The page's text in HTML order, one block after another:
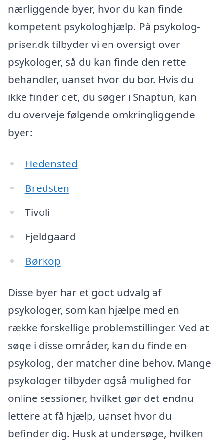
nærliggende byer, hvor du kan finde
kompetent psykologhjælp. På psykolog-
priser.dk tilbyder vi en oversigt over
psykologer, så du kan finde den rette
behandler, uanset hvor du bor. Hvis du
ikke finder det, du søger i Snaptun, kan
du overveje følgende omkringliggende
byer:
Hedensted
Bredsten
Tivoli
Fjeldgaard
Børkop
Disse byer har et godt udvalg af
psykologer, som kan hjælpe med en
række forskellige problemstillinger. Ved at
søge i disse områder, kan du finde en
psykolog, der matcher dine behov. Mange
psykologer tilbyder også mulighed for
online sessioner, hvilket gør det endnu
lettere at få hjælp, uanset hvor du
befinder dig. Husk at undersøge, hvilken